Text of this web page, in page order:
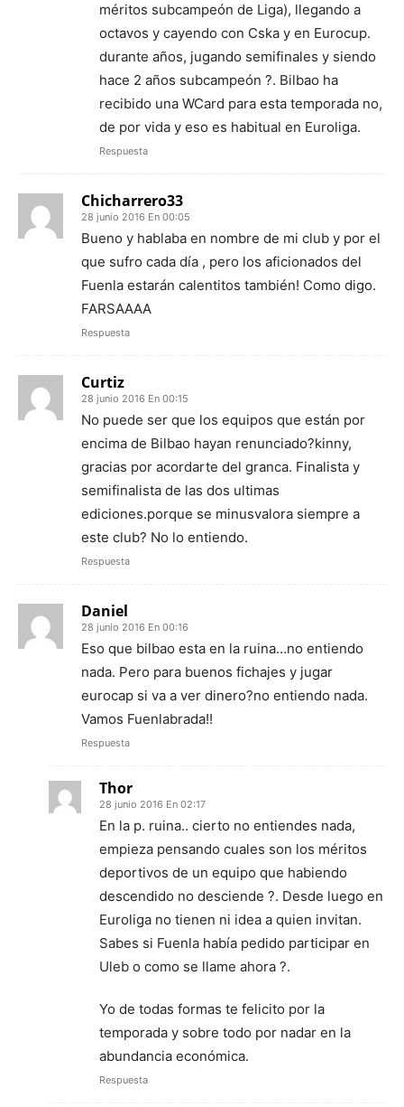
méritos subcampeón de Liga), llegando a
octavos y cayendo con Cska y en Eurocup.
durante años, jugando semifinales y siendo
hace 2 años subcampeón ?. Bilbao ha
recibido una WCard para esta temporada no,
de por vida y eso es habitual en Euroliga.
Respuesta
Chicharrero33
28 junio 2016 En 00:05
Bueno y hablaba en nombre de mi club y por el
que sufro cada día , pero los aficionados del
Fuenla estarán calentitos también! Como digo.
FARSAAAA
Respuesta
Curtiz
28 junio 2016 En 00:15
No puede ser que los equipos que están por
encima de Bilbao hayan renunciado?kinny,
gracias por acordarte del granca. Finalista y
semifinalista de las dos ultimas
ediciones.porque se minusvalora siempre a
este club? No lo entiendo.
Respuesta
Daniel
28 junio 2016 En 00:16
Eso que bilbao esta en la ruina…no entiendo
nada. Pero para buenos fichajes y jugar
eurocap si va a ver dinero?no entiendo nada.
Vamos Fuenlabrada!!
Respuesta
Thor
28 junio 2016 En 02:17
En la p. ruina.. cierto no entiendes nada,
empieza pensando cuales son los méritos
deportivos de un equipo que habiendo
descendido no desciende ?. Desde luego en
Euroliga no tienen ni idea a quien invitan.
Sabes si Fuenla había pedido participar en
Uleb o como se llame ahora ?.
Yo de todas formas te felicito por la
temporada y sobre todo por nadar en la
abundancia económica.
Respuesta